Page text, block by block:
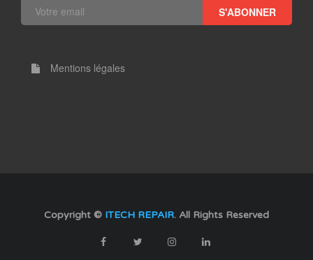
S'ABONNER
Mentions légales
Copyright © ITECH REPAIR. All Rights Reserved